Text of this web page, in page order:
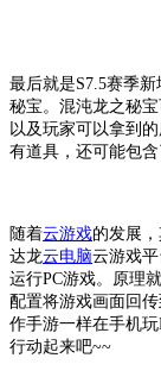
最后就是S7.5赛季
秘宝。混沌龙之秘
以及玩家可以拿到
有道具，还可能包含
随着云游戏的发展
达龙云电脑云游戏
运行PC游戏。原理
配置将游戏画面回
作手游一样在手机
行动起来吧~~